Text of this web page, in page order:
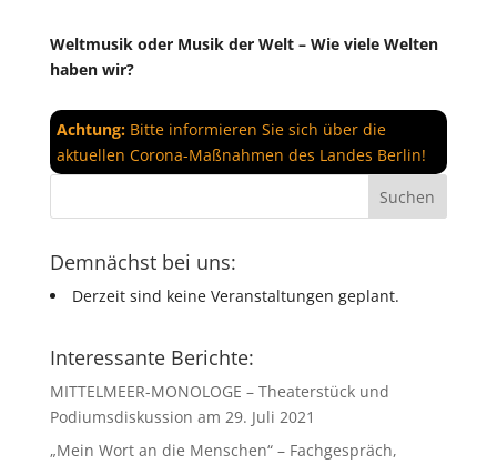
Weltmusik oder Musik der Welt – Wie viele Welten
haben wir?
Achtung:Bitte informieren Sie sich über die
aktuellen Corona-Maßnahmen des Landes Berlin!
Demnächst bei uns:
Derzeit sind keine Veranstaltungen geplant.
Interessante Berichte:
MITTELMEER-MONOLOGE – Theaterstück und
Podiumsdiskussion am 29. Juli 2021
„Mein Wort an die Menschen“ – Fachgespräch,